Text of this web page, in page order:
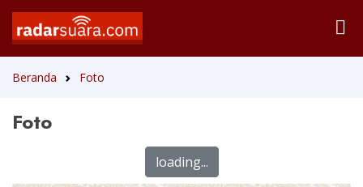
Beranda Foto
Foto
loading...